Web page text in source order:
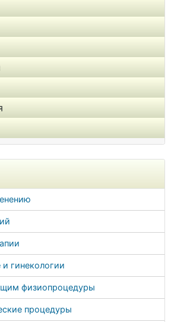
гинекологии
физиопроцедуры
процедуры